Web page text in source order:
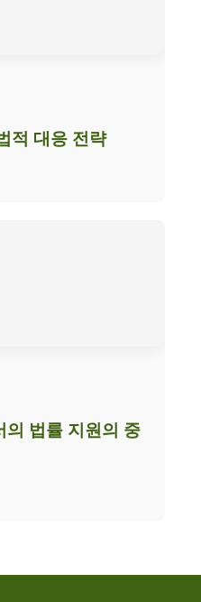
적 대응 전략
의 법률 지원의 중